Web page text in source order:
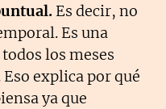
Es decir, no
Es una
los meses
explica por qué
ya que